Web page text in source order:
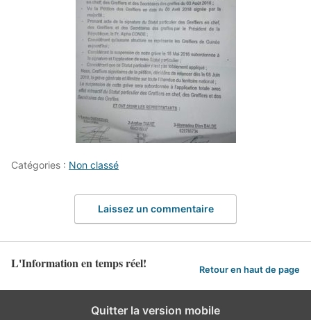
Catégories : Non classé
Laissez un commentaire
L'Information en temps réel! Retour en haut de page
Quitter la version mobile